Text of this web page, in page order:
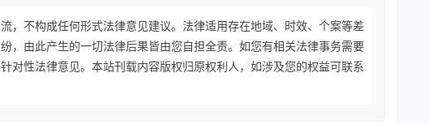
，不构成任何形式法律意见建议。法律适用存在地域、时效、个案等差
，由此产生的一切法律后果皆由您自担全责。如您有相关法律事务需要
对性法律意见。本站刊载内容版权归原权利人，如涉及您的权益可联系